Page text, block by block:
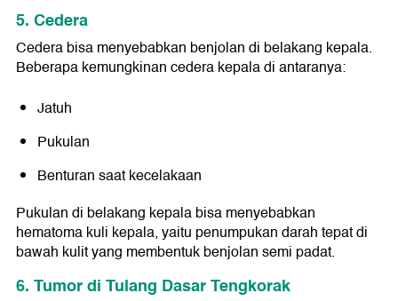
5. Cedera
Cedera bisa menyebabkan benjolan di belakang kepala.
Beberapa kemungkinan cedera kepala di antaranya:
Jatuh
Pukulan
Benturan saat kecelakaan
Pukulan di belakang kepala bisa menyebabkan
hematoma kuli kepala, yaitu penumpukan darah tepat di
bawah kulit yang membentuk benjolan semi padat.
6. Tumor di Tulang Dasar Tengkorak